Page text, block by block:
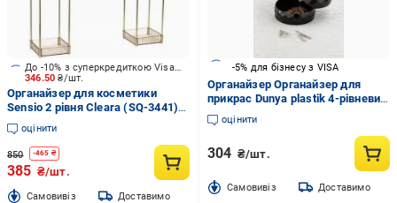
346.50₴/шт.
До -10% з суперкредиткою Visa Вигода
Органайзер для косметики
Sensio 2 рівня Cleara (SQ-3441)
бурштин
оцінити
850 -465 ₴
385 ₴/шт.
Cамовивіз Доставимо
-5% для бізнесу з VISA
Органайзер Органайзер для
прикрас Dunya plastik 4-рівневий
чорний пластиковий 07414
чорний
оцінити
304 ₴/шт.
Cамовивіз Доставимо